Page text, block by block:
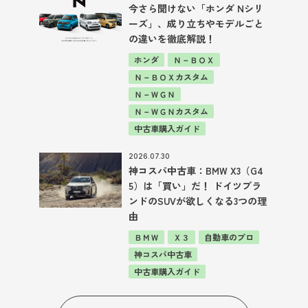
今さら聞けない「ホンダ Nシリ
ーズ」、成り立ちやモデルごと
の違いを徹底解説！
ホンダ
Ｎ－ＢＯＸ
Ｎ－ＢＯＸカスタム
Ｎ－ＷＧＮ
Ｎ－ＷＧＮカスタム
中古車購入ガイド
2026.07.30
神コスパ中古車：BMW X3（G4
5）は「買い」だ！ ドイツブラ
ンドのSUVが欲しくなる3つの理
由
ＢＭＷ Ｘ３
自動車のプロ
神コスパ中古車
中古車購入ガイド